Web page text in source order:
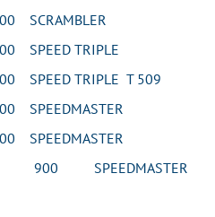
SCRAMBLER
SPEED TRIPLE
SPEED TRIPLE T 509
SPEEDMASTER
SPEEDMASTER
900 SPEEDMASTER